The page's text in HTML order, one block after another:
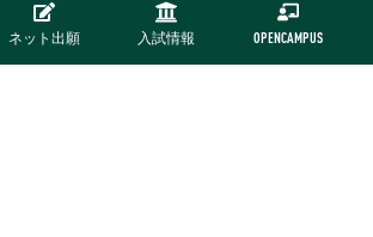
ネット出願 入試情報 OPENCAMPUS